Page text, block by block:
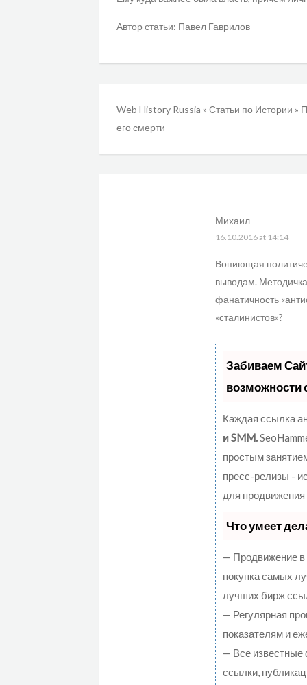
Автор статьи: Павел Гаврилов
Web History Russia » Статьи по Истории »
его смерти
Михаил
16.10.2016 at 14:14
Вопиющая
выводам.
фанатичность
«сталинистов»?
Забиваем
возможности
Каждая ссылка
и SMM.
простым
пресс-релизы -
для продвижения
Что умеет
— Продвижение в
покупка самых
лучших бирж
— Регулярная
показателям и
— Все
ссылки,